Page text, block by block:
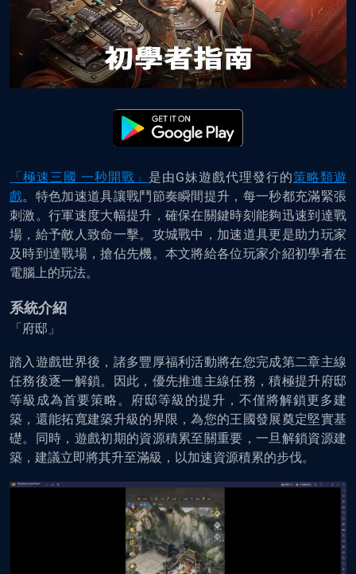
「極速三國 一秒開戰」 是由G妹遊戲代理發行的策略類遊
戲。特色加速道具讓戰鬥節奏瞬間提升，每一秒都充滿緊張
刺激。行軍速度大幅提升，確保在關鍵時刻能夠迅速到達戰
場，給予敵人致命一擊。攻城戰中，加速道具更是助力玩家
及時到達戰場，搶佔先機。本文將給各位玩家介紹初學者在
電腦上的玩法。
系統介紹
「府邸」
踏入遊戲世界後，諸多豐厚福利活動將在您完成第二章主線
任務後逐一解鎖。因此，優先推進主線任務，積極提升府邸
等級成為首要策略。府邸等級的提升，不僅將解鎖更多建
築，還能拓寬建築升級的界限，為您的王國發展奠定堅實基
礎。同時，遊戲初期的資源積累至關重要，一旦解鎖資源建
築，建議立即將其升至滿級，以加速資源積累的步伐。